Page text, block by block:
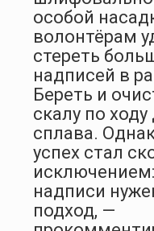
особой
волонтёрам
стереть
надписей в
Береть и
скалу по
сплава.
успех стал
надписи
подход, —